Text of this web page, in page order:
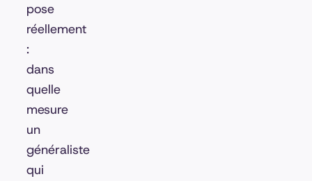
pose
réellement
:
dans
quelle
mesure
un
généraliste
qui